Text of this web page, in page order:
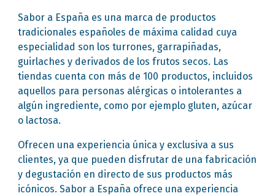
Sabor a España es una marca de productos
tradicionales españoles de máxima calidad cuya
especialidad son los turrones, garrapiñadas,
guirlaches y derivados de los frutos secos. Las
tiendas cuenta con más de 100 productos, incluidos
aquellos para personas alérgicas o intolerantes a
algún ingrediente, como por ejemplo gluten, azúcar
o lactosa.
Ofrecen una experiencia única y exclusiva a sus
clientes, ya que pueden disfrutar de una fabricación
y degustación en directo de sus productos más
icónicos. Sabor a España ofrece una experiencia